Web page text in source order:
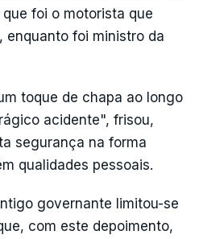
foi o motorista que
enquanto foi ministro da
toque de chapa ao longo
acidente", frisou,
segurança na forma
qualidades pessoais.
governante limitou-se
com este depoimento,